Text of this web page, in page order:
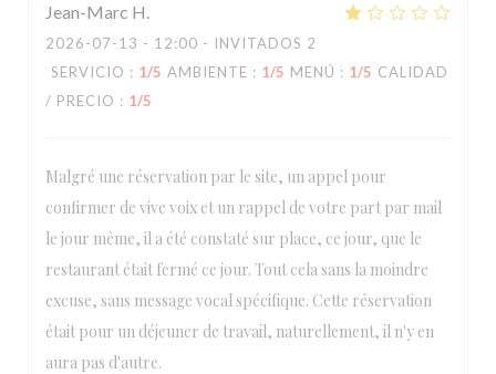
Jean-Marc H
2026-07-13 - 12:00 - INVITADOS 2
SERVICIO : 1/5 AMBIENTE : 1/5 MENÚ : 1/5 CALIDAD
/ PRECIO : 1/5
Malgré une réservation par le site, un appel pour
confirmer de vive voix et un rappel de votre part par mail
le jour même, il a été constaté sur place, ce jour, que le
restaurant était fermé ce jour. Tout cela sans la moindre
excuse, sans message vocal spécifique. Cette réservation
était pour un déjeuner de travail, naturellement, il n'y en
aura pas d'autre.